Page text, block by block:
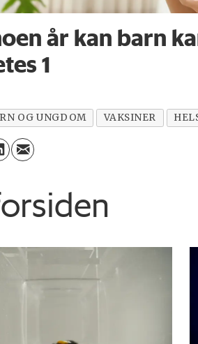
år kan barn
1
OG UNGDOM VAKSINER